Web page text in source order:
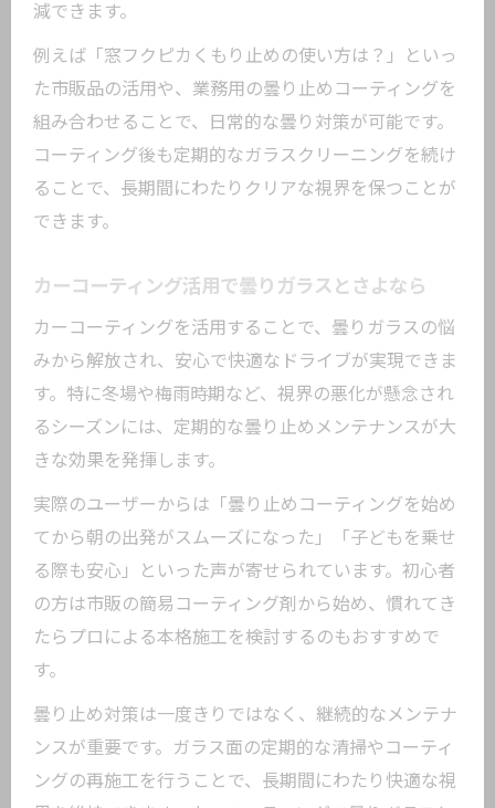
減できます。
例えば「窓フクピカくもり止めの使い方は？」といっ
た市販品の活用や、業務用の曇り止めコーティングを
組み合わせることで、日常的な曇り対策が可能です。
コーティング後も定期的なガラスクリーニングを続け
ることで、長期間にわたりクリアな視界を保つことが
できます。
カーコーティング活用で曇りガラスとさよなら
カーコーティングを活用することで、曇りガラスの悩
みから解放され、安心で快適なドライブが実現できま
す。特に冬場や梅雨時期など、視界の悪化が懸念され
るシーズンには、定期的な曇り止めメンテナンスが大
きな効果を発揮します。
実際のユーザーからは「曇り止めコーティングを始め
てから朝の出発がスムーズになった」「子どもを乗せ
る際も安心」といった声が寄せられています。初心者
の方は市販の簡易コーティング剤から始め、慣れてき
たらプロによる本格施工を検討するのもおすすめで
す。
曇り止め対策は一度きりではなく、継続的なメンテナ
ンスが重要です。ガラス面の定期的な清掃やコーティ
ングの再施工を行うことで、長期間にわたり快適な視